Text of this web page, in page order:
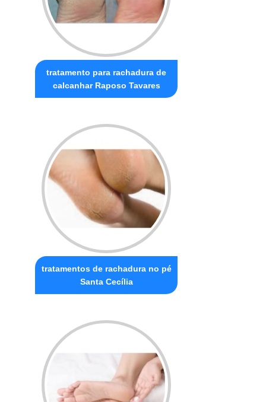
tratamento para rachadura de
calcanhar Raposo Tavares
tratamentos de rachadura no pé
Santa Cecília